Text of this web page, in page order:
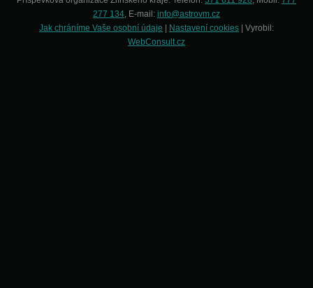
277 134, E-mail: info@astrovm.cz
Jak chráníme Vaše osobní údaje
Nastavení cookies | Vyrobil:
WebConsult.cz